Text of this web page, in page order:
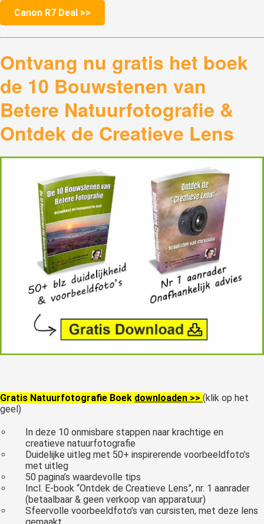
Canon R7 Deal >>
Ontvang nu gratis het boek
de 10 Bouwstenen van
Betere Natuurfotografie &
Ontdek de Creatieve Lens
Gratis Natuurfotografie Boek downloaden >> (klik op het
geel)
In deze 10 onmisbare stappen naar krachtige en
creatieve natuurfotografie
Duidelijke uitleg met 50+ inspirerende voorbeeldfoto’s
met uitleg
50 pagina’s waardevolle tips
Incl. E-book “Ontdek de Creatieve Lens”, nr. 1 aanrader
(betaalbaar & geen verkoop van apparatuur)
Sfeervolle voorbeeldfoto’s van cursisten, met deze lens